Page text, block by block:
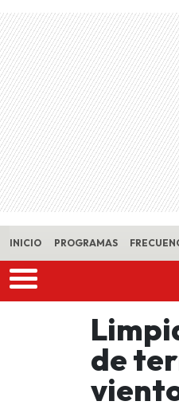
Skip to main content
INICIO PROGRAMAS
de